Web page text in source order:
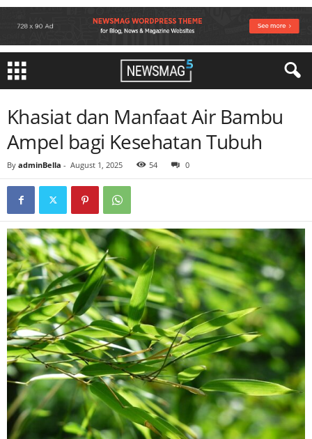
Khasiat dan Manfaat Air Bambu
Ampel bagi Kesehatan Tubuh
By adminBella - August 1, 2025 54 0